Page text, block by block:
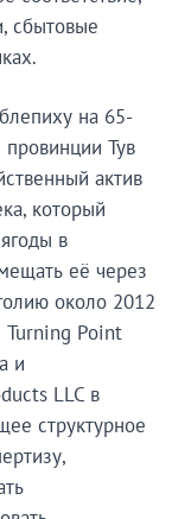
сбытовые
на 65-
Тув
актив
который
в
её через
около 2012
Turning Point
и
LLC в
структурное